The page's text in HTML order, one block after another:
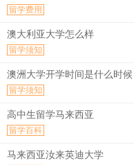
留学费用
澳大利亚大学怎么样
留学须知
澳洲大学开学时间是什么时候
留学须知
高中生留学马来西亚
留学百科
马来西亚汝来英迪大学